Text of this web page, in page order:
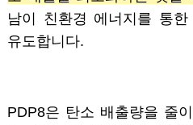
남이 친환경 에너지를 통
유도합니다.
PDP8은 탄소 배출량을 줄